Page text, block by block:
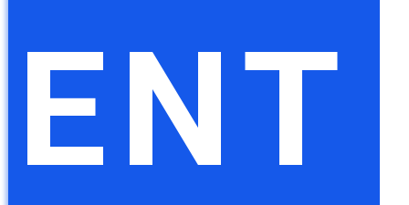
ENT